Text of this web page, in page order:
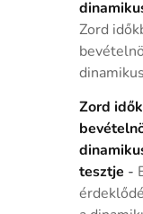
Zord
Zord
tesztje -